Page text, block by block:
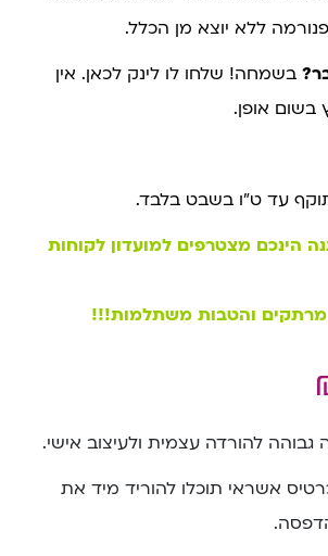
ללא יוצא מן הכלל.
בשמחה! שלחו לו לינק לכאן. אין
אופן.
עד ט”ו בשבט בלבד.
הינכם מצטרפים למועדון לקוחות
מרתקים והטבות משתלמות!!!
להורדה עצמית ולעיצוב אישי.
אשראי תוכלו להוריד מיד את